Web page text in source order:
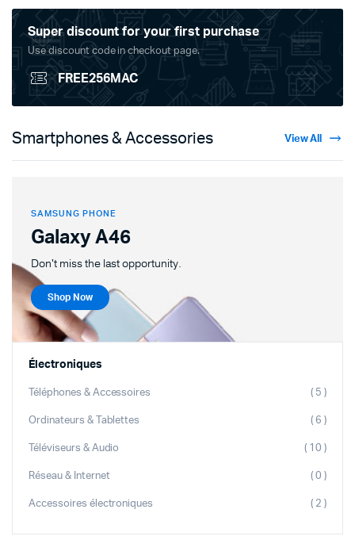
Super discount for your first purchase
Use discount code in checkout page.
FREE256MAC
Smartphones & Accessories View All
SAMSUNG PHONE
Galaxy A46
Don't miss the last opportunity.
Shop Now
Électroniques
Téléphones & Accessoires ( 5 )
Ordinateurs & Tablettes ( 6 )
Téléviseurs & Audio ( 10 )
Réseau & Internet ( 0 )
Accessoires électroniques ( 2 )